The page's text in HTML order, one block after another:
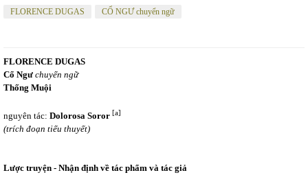
FLORENCE DUGAS CỔ NGƯ chuyển ngữ
FLORENCE DUGAS
Cổ Ngư chuyển ngữ
Thống Muội
nguyên tác: Dolorosa Soror [a]
(trích đoạn tiểu thuyết)
Lược truyện - Nhận định về tác phẩm và tác giả